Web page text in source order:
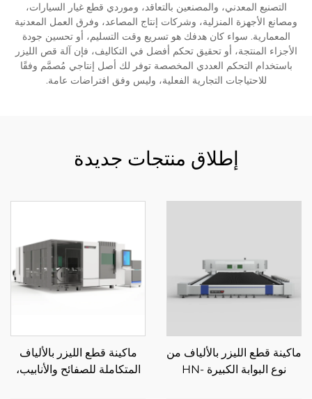
التصنيع المعدني، والمصنعين بالتعاقد، وموردي قطع غيار السيارات،
ومصانع الأجهزة المنزلية، وشركات إنتاج المصاعد، وفرق العمل المعدنية
المعمارية. سواء كان هدفك هو تسريع وقت التسليم، أو تحسين جودة
الأجزاء المنتجة، أو تحقيق تحكم أفضل في التكاليف، فإن آلة قص الليزر
باستخدام التحكم العددي المخصصة توفر لك أصل إنتاجي مُصمَّم وفقًا
للاحتياجات التجارية الفعلية، وليس وفق افتراضات عامة.
إطلاق منتجات جديدة
ماكينة قطع الليزر بالألياف من
نوع البوابة الكبيرة HN-
ماكينة قطع الليزر بالألياف
المتكاملة للصفائح والأنابيب،